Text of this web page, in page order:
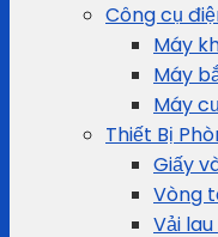
Công cụ
Máy
Máy
Máy
Thiết Bị
Giấy
Vòng
Vải